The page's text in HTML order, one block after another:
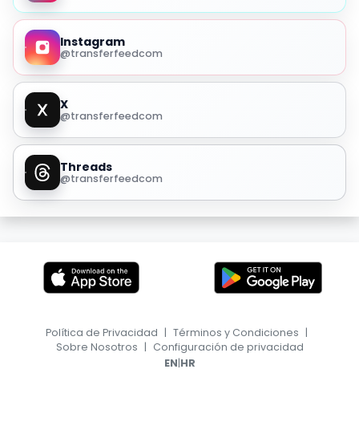
Instagram
@transferfeedcom
X
@transferfeedcom
Threads
@transferfeedcom
Política de Privacidad | Términos y Condiciones |
Sobre Nosotros | Configuración de privacidad
EN|HR